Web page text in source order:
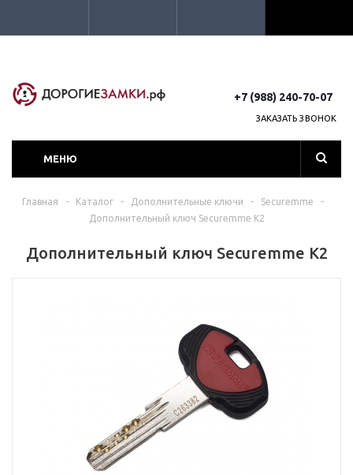
+7 (988) 240-70-07
ЗАКАЗАТЬ ЗВОНОК
МЕНЮ
Главная - Каталог - Дополнительные ключи - Securemme
-
Дополнительный ключ Securemme K2
Дополнительный ключ Securemme K2